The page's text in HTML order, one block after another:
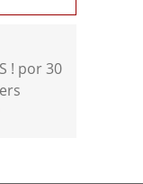
! por 30